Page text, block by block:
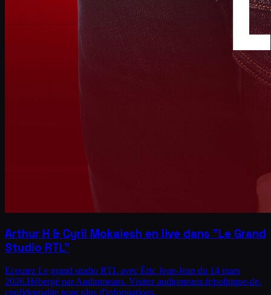
Arthur H & Cyril Mokaiesh en live dans "Le Grand
Studio RTL"
Ecoutez Le grand studio RTL avec Éric Jean-Jean du 14 mars
2026.Hébergé par Audiomeans. Visitez audiomeans.fr/politique-de-
confidentialite pour plus d'informations.